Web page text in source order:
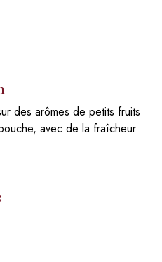
des arômes de petits fruits
avec de la fraîcheur